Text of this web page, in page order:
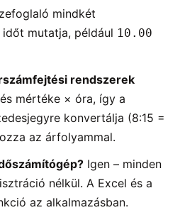
mindkét
mutatja, például 10.00
rendszerek
mértéke × óra, így a
konvertálja (8:15 =
az árfolyammal.
Igen – minden
nélkül. A Excel és a
az alkalmazásban.